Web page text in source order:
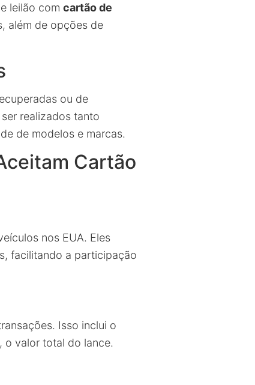
leilão com cartão de
além de opções de
ou de
realizados tanto
de modelos e marcas.
Cartão
nos EUA. Eles
facilitando a participação
Isso inclui o
o valor total do lance.